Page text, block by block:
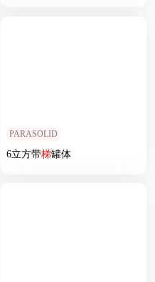
梯标准图集)
PARASOLID
6立方带梯罐体